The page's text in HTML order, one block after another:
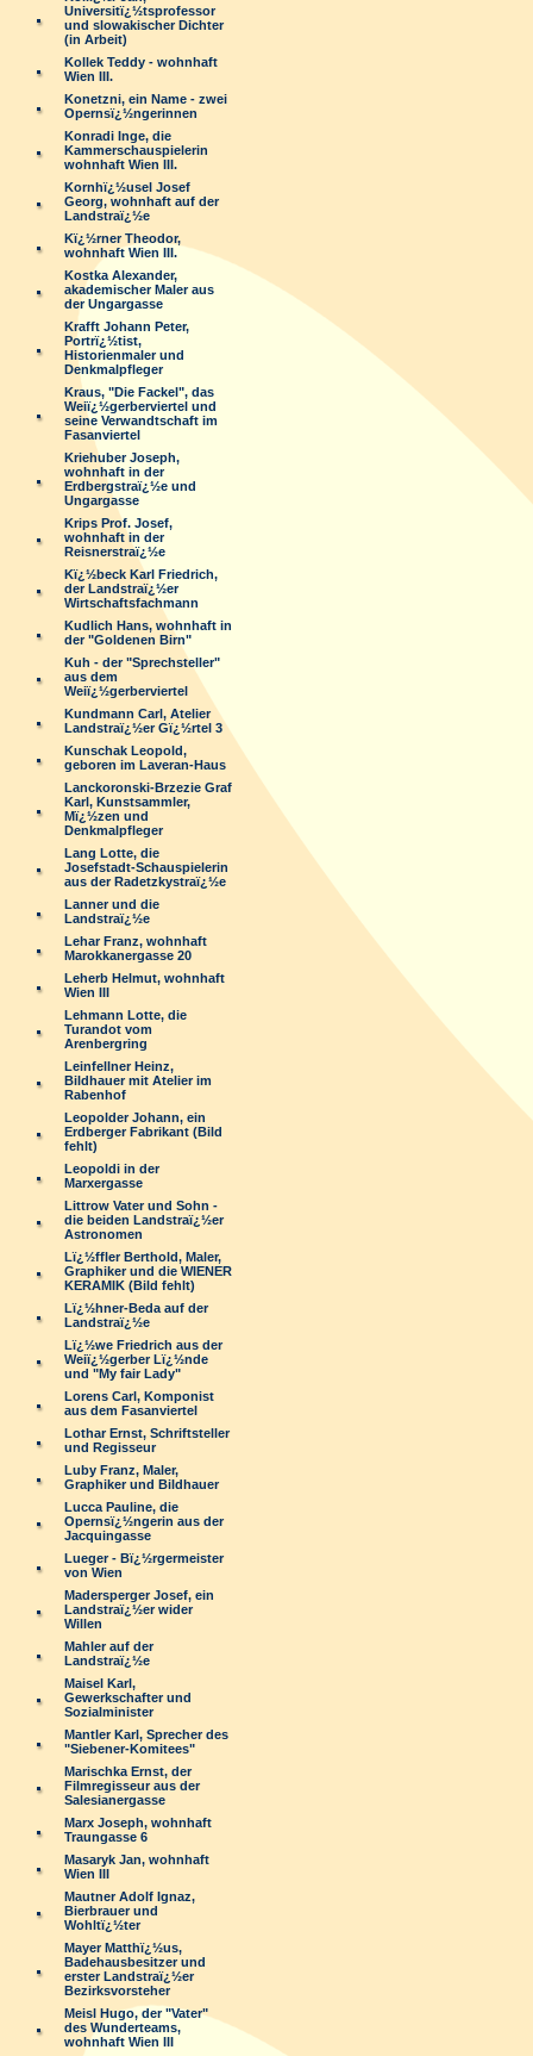
Universitï¿½tsprofessor
und slowakischer Dichter
(in Arbeit)
Kollek Teddy - wohnhaft
Wien III.
Konetzni, ein Name - zwei
Opernsï¿½ngerinnen
Konradi Inge, die
Kammerschauspielerin
wohnhaft Wien III.
Kornhï¿½usel Josef
Georg, wohnhaft auf der
Landstraï¿½e
Kï¿½rner Theodor,
wohnhaft Wien III.
Kostka Alexander,
akademischer Maler aus
der Ungargasse
Krafft Johann Peter,
Portrï¿½tist,
Historienmaler und
Denkmalpfleger
Kraus, "Die Fackel", das
Weiï¿½gerberviertel und
seine Verwandtschaft im
Fasanviertel
Kriehuber Joseph,
wohnhaft in der
Erdbergstraï¿½e und
Ungargasse
Krips Prof. Josef,
wohnhaft in der
Reisnerstraï¿½e
Kï¿½beck Karl Friedrich,
der Landstraï¿½er
Wirtschaftsfachmann
Kudlich Hans, wohnhaft in
der "Goldenen Birn"
Kuh - der "Sprechsteller"
aus dem
Weiï¿½gerberviertel
Kundmann Carl, Atelier
Landstraï¿½er Gï¿½rtel 3
Kunschak Leopold,
geboren im Laveran-Haus
Lanckoronski-Brzezie Graf
Karl, Kunstsammler,
Mï¿½zen und
Denkmalpfleger
Lang Lotte, die
Josefstadt-Schauspielerin
aus der Radetzkystraï¿½e
Lanner und die
Landstraï¿½e
Lehar Franz, wohnhaft
Marokkanergasse 20
Leherb Helmut, wohnhaft
Wien III
Lehmann Lotte, die
Turandot vom
Arenbergring
Leinfellner Heinz,
Bildhauer mit Atelier im
Rabenhof
Leopolder Johann, ein
Erdberger Fabrikant (Bild
fehlt)
Leopoldi in der
Marxergasse
Littrow Vater und Sohn -
die beiden Landstraï¿½er
Astronomen
Lï¿½ffler Berthold, Maler,
Graphiker und die WIENER
KERAMIK (Bild fehlt)
Lï¿½hner-Beda auf der
Landstraï¿½e
Lï¿½we Friedrich aus der
Weiï¿½gerber Lï¿½nde
und "My fair Lady"
Lorens Carl, Komponist
aus dem Fasanviertel
Lothar Ernst, Schriftsteller
und Regisseur
Luby Franz, Maler,
Graphiker und Bildhauer
Lucca Pauline, die
Opernsï¿½ngerin aus der
Jacquingasse
Lueger - Bï¿½rgermeister
von Wien
Madersperger Josef, ein
Landstraï¿½er wider
Willen
Mahler auf der
Landstraï¿½e
Maisel Karl,
Gewerkschafter und
Sozialminister
Mantler Karl, Sprecher des
"Siebener-Komitees"
Marischka Ernst, der
Filmregisseur aus der
Salesianergasse
Marx Joseph, wohnhaft
Traungasse 6
Masaryk Jan, wohnhaft
Wien III
Mautner Adolf Ignaz,
Bierbrauer und
Wohltï¿½ter
Mayer Matthï¿½us,
Badehausbesitzer und
erster Landstraï¿½er
Bezirksvorsteher
Meisl Hugo, der "Vater"
des Wunderteams,
wohnhaft Wien III